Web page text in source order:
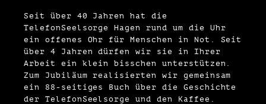
Seit über 40 Jahren hat die
TelefonSeelsorge Hagen rund um die Uhr
ein offenes Ohr für Menschen in Not. Seit
über 4 Jahren dürfen wir sie in Ihrer
Arbeit ein klein bisschen unterstützen.
Zum Jubiläum realisierten wir gemeinsam
ein 88-seitiges Buch über die Geschichte
der TelefonSeelsorge und den Kaffee.